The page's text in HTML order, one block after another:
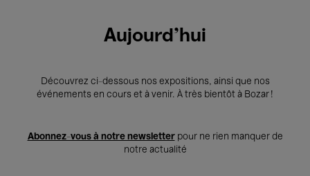
Aujourd'hui
Découvrez ci-dessous nos expositions, ainsi que nos
événements en cours et à venir. À très bientôt à Bozar !
Abonnez-vous à notre newsletterpour ne rien manquer de
notre actualité